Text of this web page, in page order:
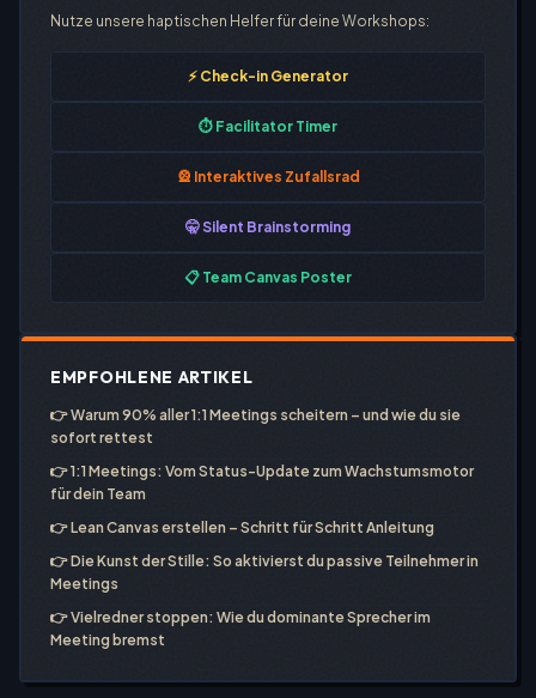
Nutze unsere haptischen Helfer für deine Workshops:
⚡ Check-in Generator
⏱️ Facilitator Timer
🎡 Interaktives Zufallsrad
🤫 Silent Brainstorming
📋 Team Canvas Poster
EMPFOHLENE ARTIKEL
👉Warum 90% aller 1:1 Meetings scheitern – und wie du sie
sofort rettest
👉1:1 Meetings: Vom Status-Update zum Wachstumsmotor
für dein Team
👉Lean Canvas erstellen – Schritt für Schritt Anleitung
👉Die Kunst der Stille: So aktivierst du passive Teilnehmer in
Meetings
👉Vielredner stoppen: Wie du dominante Sprecher im
Meeting bremst